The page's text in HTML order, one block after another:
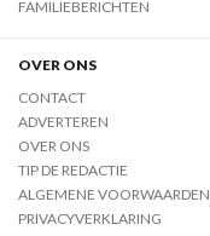
FAMILIEBERICHTEN
OVER ONS
CONTACT
ADVERTEREN
OVER ONS
TIP DE REDACTIE
ALGEMENE VOORWAARDEN
PRIVACYVERKLARING